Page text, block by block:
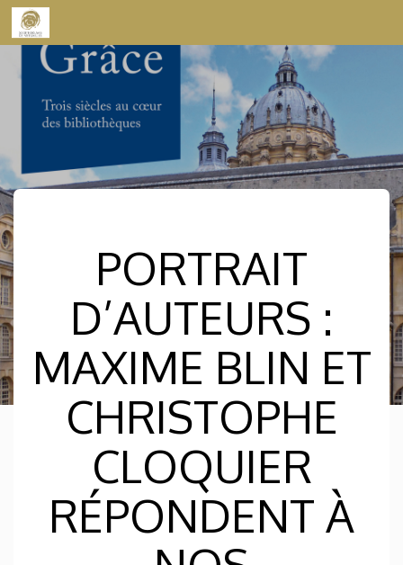
Skip to content
PORTRAIT
D’AUTEURS :
MAXIME BLIN ET
CHRISTOPHE
CLOQUIER
RÉPONDENT À